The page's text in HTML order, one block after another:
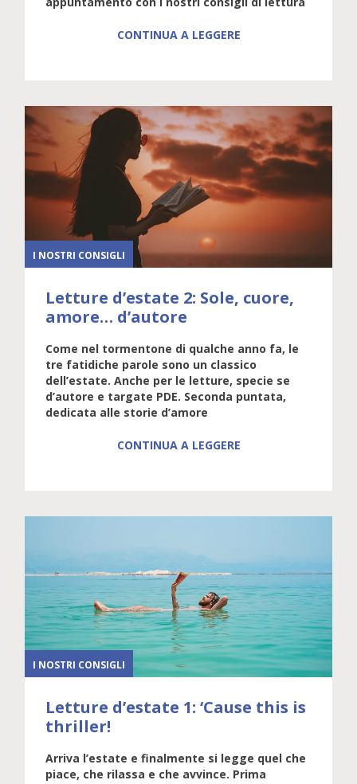
CONTINUA A LEGGERE
I NOSTRI CONSIGLI
Letture d’estate 2: Sole, cuore,
amore… d’autore
Come nel tormentone di qualche anno fa, le
tre fatidiche parole sono un classico
dell’estate. Anche per le letture, specie se
d’autore e targate PDE. Seconda puntata,
dedicata alle storie d’amore
CONTINUA A LEGGERE
I NOSTRI CONSIGLI
Letture d’estate 1: ‘Cause this is
thriller!
Arriva l’estate e finalmente si legge quel che
piace, che rilassa e che avvince. Prima